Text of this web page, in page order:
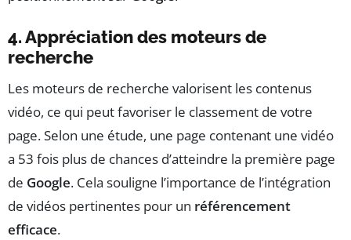
4. Appréciation des moteurs de
recherche
Les moteurs de recherche valorisent les contenus
vidéo, ce qui peut favoriser le classement de votre
page. Selon une étude, une page contenant une vidéo
a 53 fois plus de chances d’atteindre la première page
de Google. Cela souligne l’importance de l’intégration
de vidéos pertinentes pour un référencement
efficace.